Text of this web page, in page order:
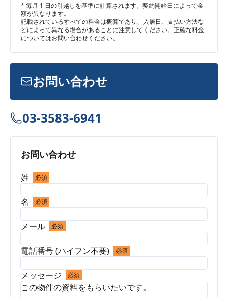
* 毎月 1 日の引越しを基準に計算されます。契約開始日によって金
額が異なります。
記載されているすべての料金は概算であり、入居日、支払い方法な
どによって異なる場合があることに注意してください。正確な料金
についてはお問い合わせください。
お問い合わせ
03-3583-6941
お問い合わせ
姓 必須
名 必須
メール 必須
電話番号 (ハイフン不要) 必須
メッセージ 必須